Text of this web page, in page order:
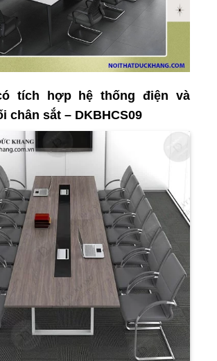
tích hợp hệ thống điện và
chân sắt – DKBHCS09